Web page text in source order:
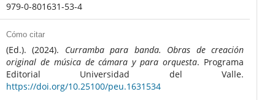
979-0-801631-53-4
Cómo citar
(Ed.). (2024). Curramba para banda. Obras de creación
original de música de cámara y para orquesta. Programa
Editorial Universidad del Valle.
https://doi.org/10.25100/peu.1631534